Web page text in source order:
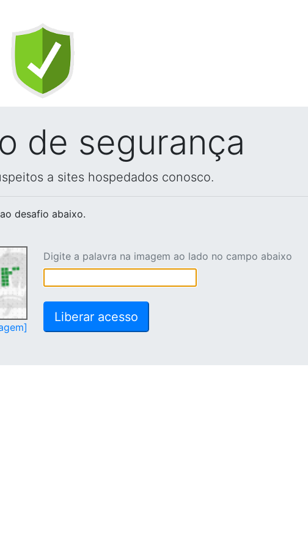
de segurança
a sites hospedados conosco.
desafio abaixo.
Digite a palavra na imagem ao lado no campo abaixo